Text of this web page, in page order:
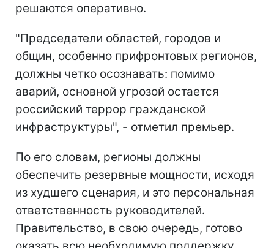
решаются оперативно.
"Председатели областей, городов и
общин, особенно прифронтовых регионов,
должны четко осознавать: помимо
аварий, основной угрозой остается
российский террор гражданской
инфраструктуры", - отметил премьер.
По его словам, регионы должны
обеспечить резервные мощности, исходя
из худшего сценария, и это персональная
ответственность руководителей.
Правительство, в свою очередь, готово